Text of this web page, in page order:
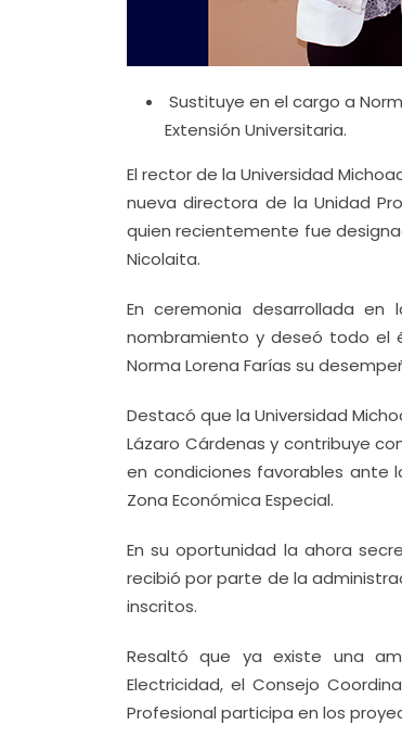
Sustituye en el cargo a
Extensión Universitaria.
El rector de la Universidad
nueva directora de la Unidad
quien recientemente fue
Nicolaita.
En ceremonia desarrollada
nombramiento y deseó todo el
Norma Lorena Farías su
Destacó que la Universidad
Lázaro Cárdenas y contribuye
en condiciones favorables ante
Zona Económica Especial.
En su oportunidad la ahora
recibió por parte de la
inscritos.
Resaltó que ya existe una
Electricidad, el Consejo
Profesional participa en los